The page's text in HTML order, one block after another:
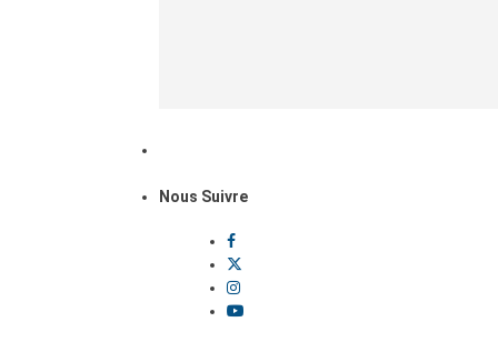
Nous Suivre